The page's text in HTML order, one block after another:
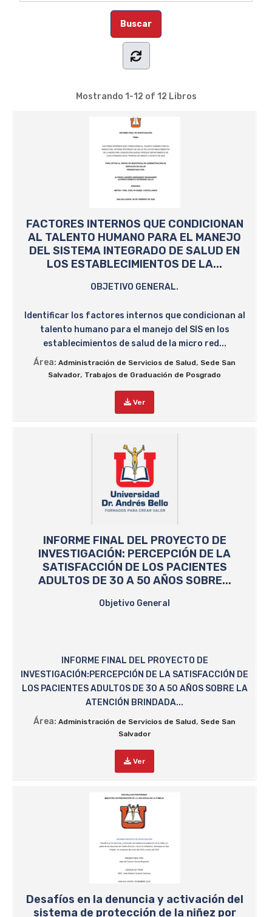
Mostrando 1-12 of 12 Libros
FACTORES INTERNOS QUE CONDICIONAN
AL TALENTO HUMANO PARA EL MANEJO
DEL SISTEMA INTEGRADO DE SALUD EN
LOS ESTABLECIMIENTOS DE LA...
OBJETIVO GENERAL.
Identificar los factores internos que condicionan al
talento humano para el manejo del SIS en los
establecimientos de salud de la micro red...
Área: Administración de Servicios de Salud, Sede San
Salvador, Trabajos de Graduación de Posgrado
Ver
INFORME FINAL DEL PROYECTO DE
INVESTIGACIÓN: PERCEPCIÓN DE LA
SATISFACCIÓN DE LOS PACIENTES
ADULTOS DE 30 A 50 AÑOS SOBRE...
Objetivo General
INFORME FINAL DEL PROYECTO DE
INVESTIGACIÓN:PERCEPCIÓN DE LA SATISFACCIÓN DE
LOS PACIENTES ADULTOS DE 30 A 50 AÑOS SOBRE LA
ATENCIÓN BRINDADA...
Área: Administración de Servicios de Salud, Sede San
Salvador
Ver
Desafíos en la denuncia y activación del
sistema de protección de la niñez por